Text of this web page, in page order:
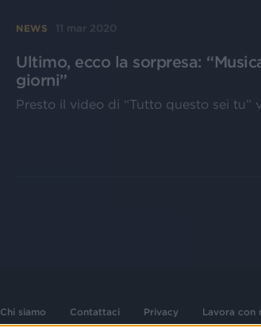
NEWS 11 mar 2020
Ultimo, ecco la sorpresa:
giorni”
Presto il video di “Tutto questo sei tu”
Chi siamo Contattaci Privacy Lavora con